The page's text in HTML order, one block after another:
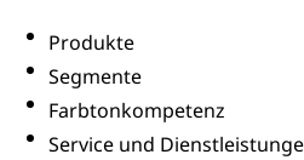
Produkte
Segmente
Farbtonkompetenz
Service und